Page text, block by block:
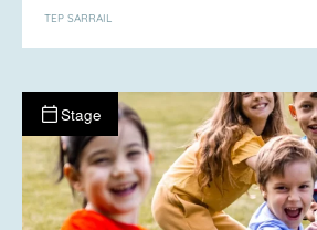
TEP SARRAIL
Stage